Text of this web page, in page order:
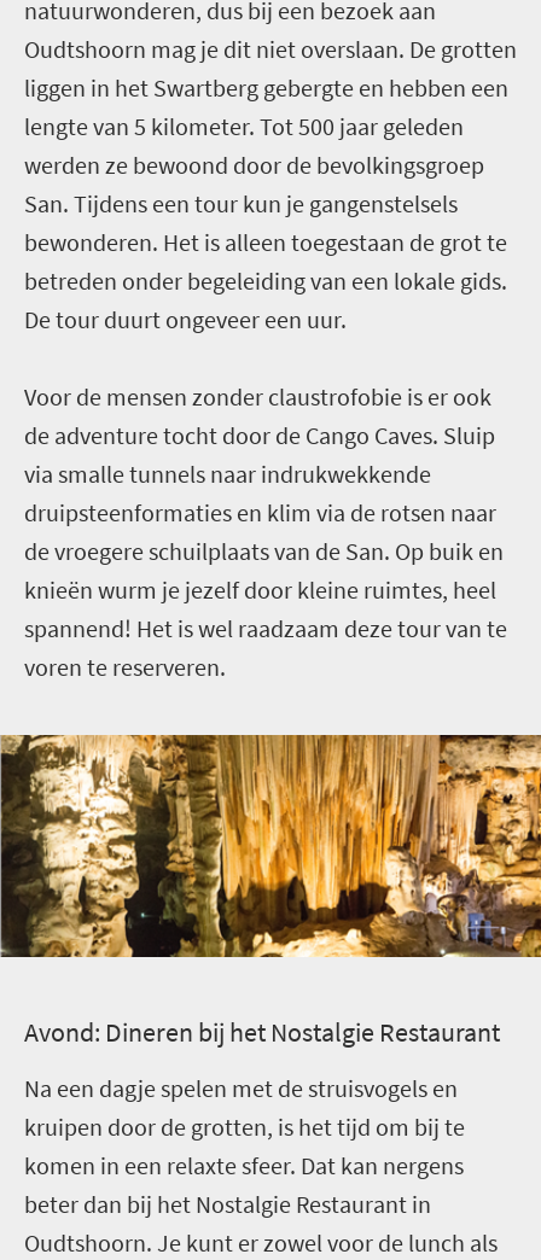
natuurwonderen, dus bij een bezoek aan
Oudtshoorn mag je dit niet overslaan. De grotten
liggen in het Swartberg gebergte en hebben een
lengte van 5 kilometer. Tot 500 jaar geleden
werden ze bewoond door de bevolkingsgroep
San. Tijdens een tour kun je gangenstelsels
bewonderen. Het is alleen toegestaan de grot te
betreden onder begeleiding van een lokale gids.
De tour duurt ongeveer een uur.
Voor de mensen zonder claustrofobie is er ook
de adventure tocht door de Cango Caves. Sluip
via smalle tunnels naar indrukwekkende
druipsteenformaties en klim via de rotsen naar
de vroegere schuilplaats van de San. Op buik en
knieën wurm je jezelf door kleine ruimtes, heel
spannend! Het is wel raadzaam deze tour van te
voren te reserveren.
Avond: Dineren bij het Nostalgie Restaurant
Na een dagje spelen met de struisvogels en
kruipen door de grotten, is het tijd om bij te
komen in een relaxte sfeer. Dat kan nergens
beter dan bij het Nostalgie Restaurant in
Oudtshoorn. Je kunt er zowel voor de lunch als